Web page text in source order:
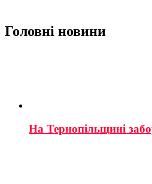
Головні новини
На Тернопільщині